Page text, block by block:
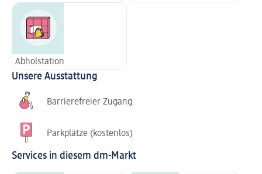
Abholstation
Unsere Ausstattung
Barrierefreier Zugang
Parkplätze (kostenlos)
Services in diesem dm-Markt